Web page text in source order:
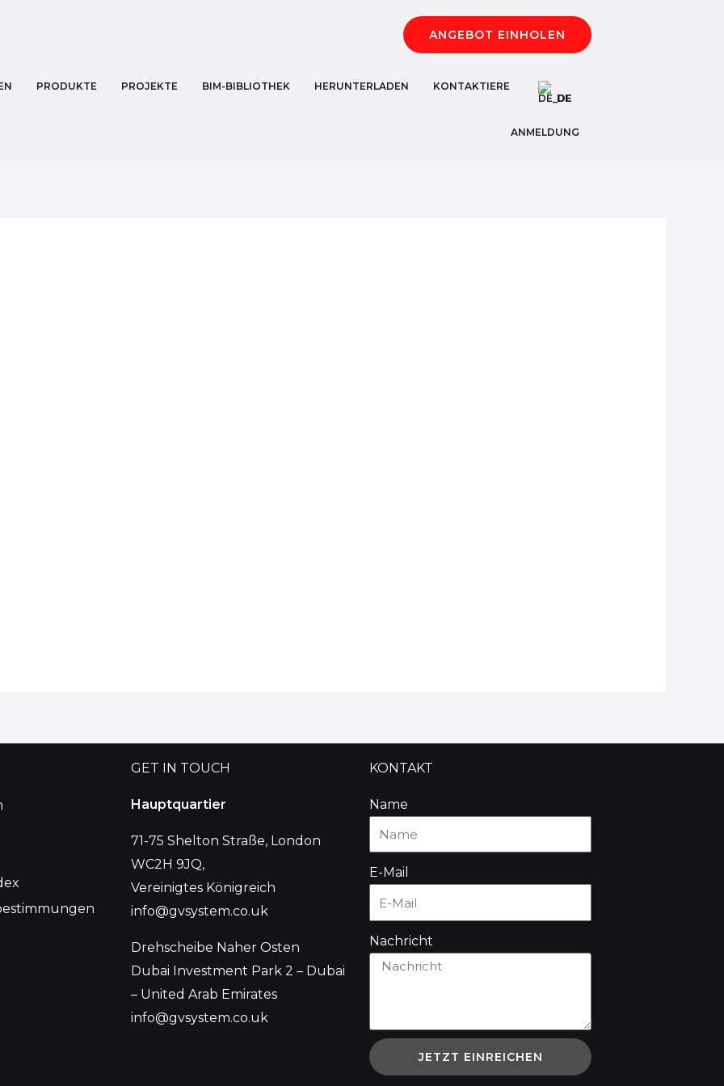
ANGEBOT EINHOLEN
PRODUKTE PROJEKTE BIM-BIBLIOTHEK HERUNTERLADEN
KONTAKTIERE
DE
ANMELDUNG
GET IN TOUCH
Hauptquartier
71-75 Shelton Straße, London
WC2H 9JQ,
Vereinigtes Königreich
info@gvsystem.co.uk
Drehscheibe Naher Osten
Dubai Investment Park 2 – Dubai
– United Arab Emirates
info@gvsystem.co.uk
KONTAKT
Name
E-Mail
Nachricht
JETZT EINREICHEN